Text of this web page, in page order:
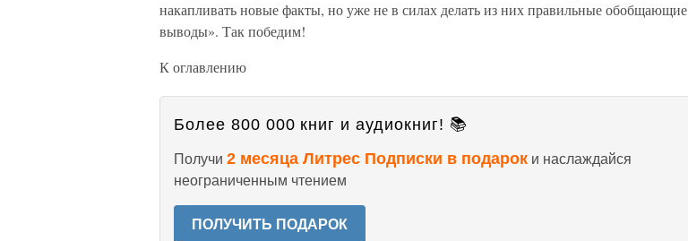
накапливать новые факты, но уже не в силах делать из них правильные обобщающие
выводы». Так победим!
К оглавлению
Более 800 000 книг и аудиокниг! 📚
Получи 2 месяца Литрес Подписки в подарок и наслаждайся
неограниченным чтением
ПОЛУЧИТЬ ПОДАРОК